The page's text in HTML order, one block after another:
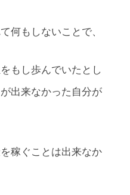
何もしないことで、
もし歩んでいたとし
出来なかった自分が
稼ぐことは出来なか